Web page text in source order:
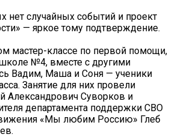
случайных событий и проект
— яркое тому подтверждение.
мастер-классе по первой помощи,
№4, вместе с другими
Вадим, Маша и Соня — ученики
Занятие для них провели
Александрович Суворков и
департамента поддержки СВО
«Мы любим Россию» Глеб